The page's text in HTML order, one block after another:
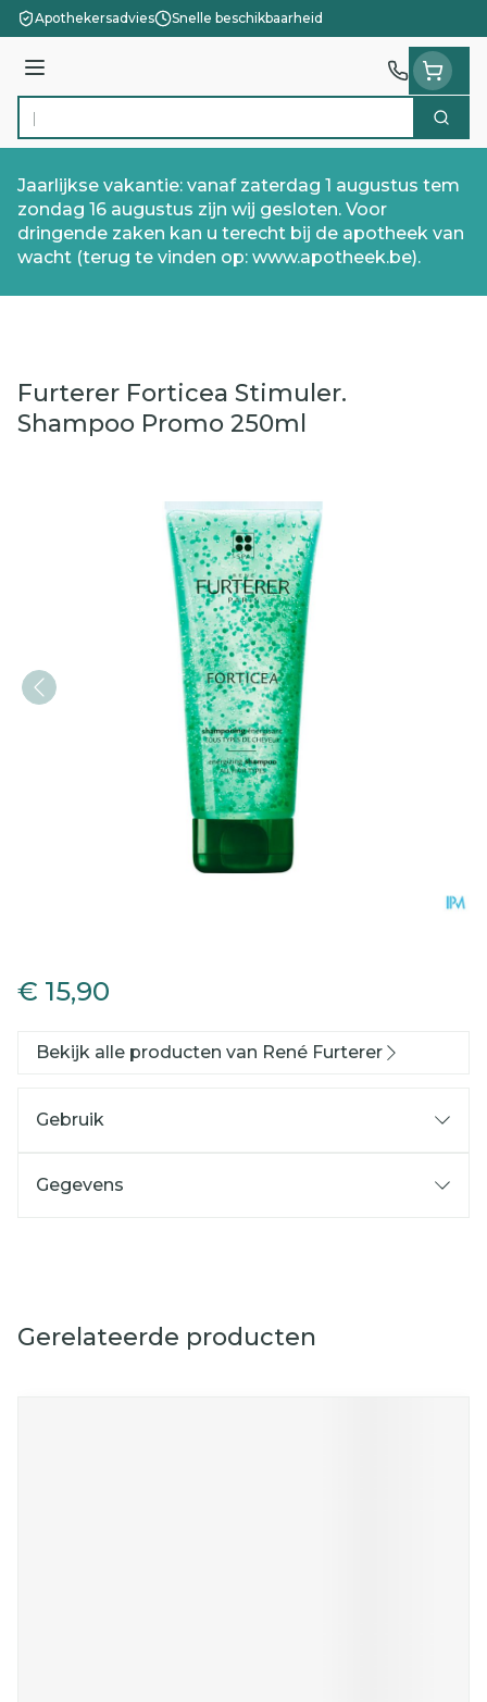
Ga naar de inhoud
Apothekersadvies Snelle beschikbaarheid
Menu
Product, merk, categorie... Zoek
Jaarlijkse vakantie: vanaf zaterdag 1 augustus tem
zondag 16 augustus zijn wij gesloten. Voor
dringende zaken kan u terecht bij de apotheek van
wacht (terug te vinden op: www.apotheek.be).
Furterer Forticea Stimuler.
Shampoo Promo 250ml
€ 15,90
Bekijk alle producten van René Furterer
Gebruik
Gegevens
Gerelateerde producten